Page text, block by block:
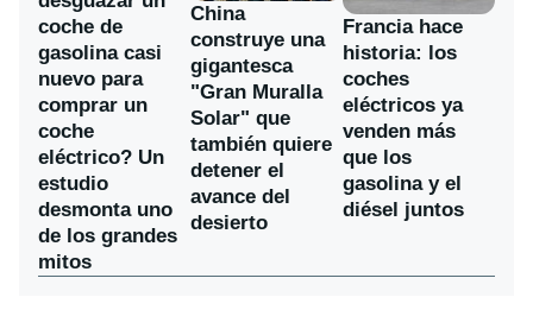
coche de
gasolina casi
nuevo para
comprar un
coche
eléctrico? Un
estudio
desmonta uno
de los grandes
mitos
China
construye una
gigantesca
"Gran Muralla
Solar" que
también quiere
detener el
avance del
desierto
Francia hace
historia: los
coches
eléctricos ya
venden más
que los
gasolina y el
diésel juntos